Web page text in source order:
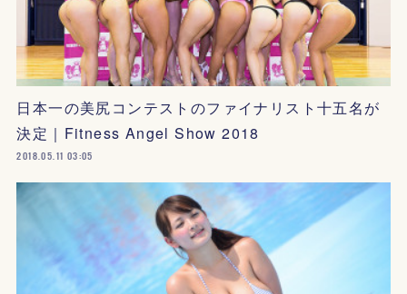
日本一の美尻コンテストのファイナリスト十五名が
決定｜Fitness Angel Show 2018
2018.05.11 03:05